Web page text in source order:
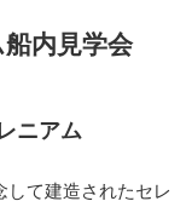
内見学会
ニアム
して建造されたセレ